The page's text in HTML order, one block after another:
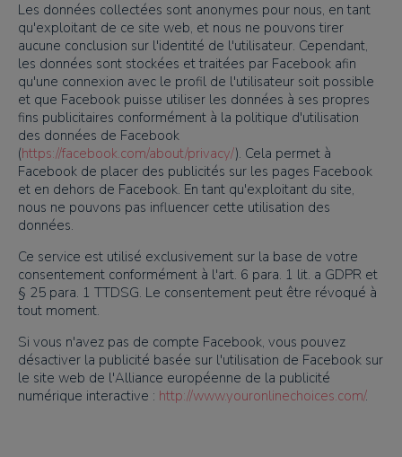
Les données collectées sont anonymes pour nous, en tant
qu'exploitant de ce site web, et nous ne pouvons tirer
aucune conclusion sur l'identité de l'utilisateur. Cependant,
les données sont stockées et traitées par Facebook afin
qu'une connexion avec le profil de l'utilisateur soit possible
et que Facebook puisse utiliser les données à ses propres
fins publicitaires conformément à la politique d'utilisation
des données de Facebook
(https://facebook.com/about/privacy/). Cela permet à
Facebook de placer des publicités sur les pages Facebook
et en dehors de Facebook. En tant qu'exploitant du site,
nous ne pouvons pas influencer cette utilisation des
données.
Ce service est utilisé exclusivement sur la base de votre
consentement conformément à l'art. 6 para. 1 lit. a GDPR et
§ 25 para. 1 TTDSG. Le consentement peut être révoqué à
tout moment.
Si vous n'avez pas de compte Facebook, vous pouvez
désactiver la publicité basée sur l'utilisation de Facebook sur
le site web de l'Alliance européenne de la publicité
numérique interactive : http://www.youronlinechoices.com/.